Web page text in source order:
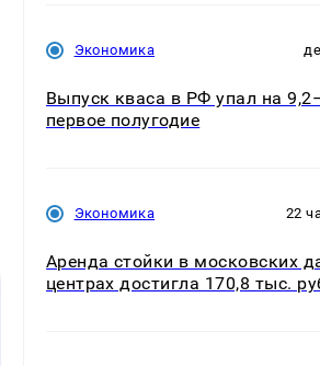
Экономика
Выпуск кваса в РФ упал на
первое полугодие
Экономика 22
Аренда стойки в московских
центрах достигла 170,8 тыс.